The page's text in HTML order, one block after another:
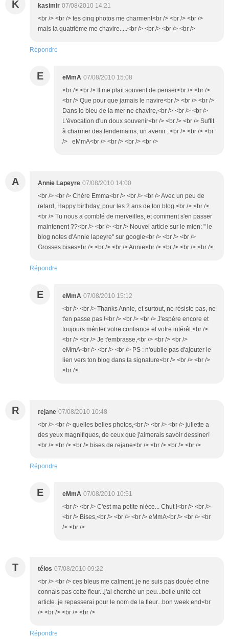
K kasimir 07/08/2010 14:21
<br /> <br /> tes cinq photos me charment<br /> <br /> <br />
mais la quatrième me chavire.....<br /> <br /> <br /> <br />
Répondre
E eMmA 07/08/2010 15:08
<br /> <br /> Il me plait souvent de penser<br /> <br />
<br /> Que pour que jamais le navire<br /> <br /> <br />
Dans le bleu de la mer ne chavire,<br /> <br /> <br />
L'évocation d'un doux souvenir<br /> <br /> <br /> Suffit
à charmer des lendemains, un avenir...<br /> <br /> <br
/> eMmA<br /> <br /> <br /> <br />
A Annie Lapeyre 07/08/2010 14:00
<br /> <br /> Chère Emma<br /> <br /> <br /> Avec un peu de
retard, Happy birthday, pour les 2 ans de ton blog.<br /> <br />
<br /> Tu nous a comblé de merveilles, et comment s'en passer
maintenent ??<br /> <br /> <br /> Nouvel article sur le mien: " le
blog notes d'Annie lapeyre" sur google<br /> <br /> <br />
Grosses bises<br /> <br /> <br /> Annie<br /> <br /> <br /> <br />
Répondre
E eMmA 07/08/2010 15:12
<br /> <br /> Thanks Annie, et surtout, ne résiste pas, ne
t'en passe pas !<br /> <br /> <br /> J'espère encore et
toujours mériter votre confiance et votre intérêt.<br />
<br /> <br /> Je t'embrasse,<br /> <br /> <br />
eMmA<br /> <br /> <br /> PS : n'oublie pas d'ajouter le
lien vers ton blog dans ta signature<br /> <br /> <br />
<br />
R rejane 07/08/2010 10:48
<br /> <br /> quelles belles photos,<br /> <br /> <br /> juliette a
des yeux magnifiques, de ceux que j'aimerais savoir dessiner!
<br /> <br /> <br /> bises de rejane<br /> <br /> <br /> <br />
Répondre
E eMmA 07/08/2010 10:51
<br /> <br /> C'est ma petite nièce... Chut !<br /> <br />
<br /> Bises,<br /> <br /> <br /> eMmA<br /> <br /> <br
/> <br />
T télos 07/08/2010 09:22
<br /> <br /> ces bleus me calment..je ne suis pas douée et ne
connais pas cette fleur...j'ai cherché un peu...belle unité cet
article..je repasserai pour le nom de la fleur...bon week end<br
/> <br /> <br /> <br />
Répondre